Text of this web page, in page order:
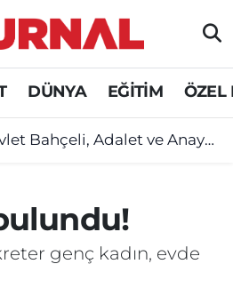
DÜNYA EĞİTİM ÖZEL
ve Anayasa Komisyonu üyelerini kabul etti
genç kadın, evde
Durumu ve Fikstür